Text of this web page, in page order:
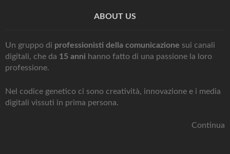
ABOUT US
Un gruppo di professionisti della comunicazione sui canali
digitali, che da 15 anni hanno fatto di una passione la loro
professione.
Nel codice genetico ci sono creatività, innovazione e i media
digitali vissuti in prima persona.
Continua